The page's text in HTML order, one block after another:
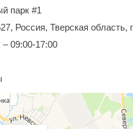
парк #1
Россия, Тверская
– 09:00-17:00